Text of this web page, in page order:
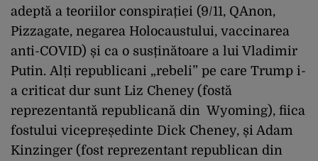
adeptă a teoriilor conspirației (9/11, QAnon,
Pizzagate, negarea Holocaustului, vaccinarea
anti-COVID) și ca o susținătoare a lui Vladimir
Putin. Alți republicani „rebeli” pe care Trump i-
a criticat dur sunt Liz Cheney (fostă
reprezentantă republicană din Wyoming), fiica
fostului vicepreședinte Dick Cheney, și Adam
Kinzinger (fost reprezentant republican din